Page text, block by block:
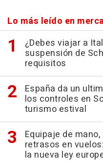
Lo más leído en
¿Debes viajar a
suspensión de
requisitos
España da un
los controles en
turismo estival
Equipaje de
retrasos en
la nueva ley